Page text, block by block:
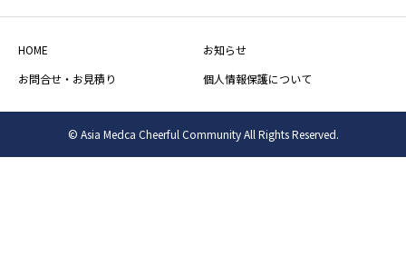
HOME
お知らせ
お問合せ・お見積り
個人情報保護について
© Asia Medca Cheerful Community All Rights Reserved.